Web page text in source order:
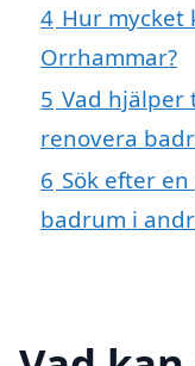
4 Hur mycket
Orrhammar?
5 Vad hjälper
renovera
6 Sök efter
badrum i